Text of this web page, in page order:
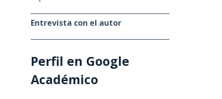
Entrevista con el autor
Perfil en Google
Académico